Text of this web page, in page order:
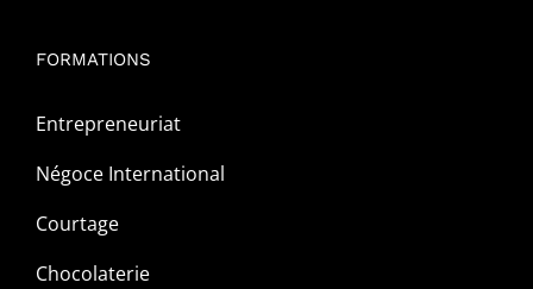
FORMATIONS
Entrepreneuriat
Négoce International
Courtage
Chocolaterie